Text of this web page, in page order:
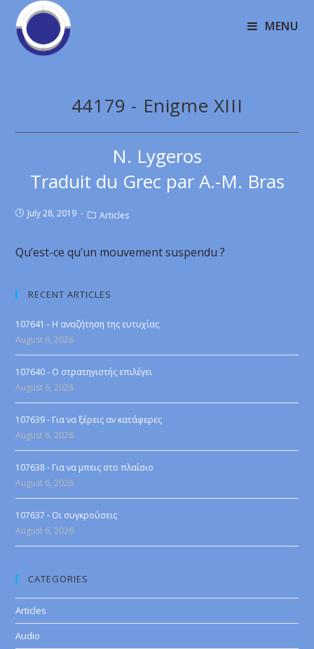
MENU
44179 - Enigme XIII
N. Lygeros
Traduit du Grec par A.-M. Bras
July 28, 2019 Articles
Qu’est-ce qu’un mouvement suspendu ?
RECENT ARTICLES
107641 - Η αναζήτηση της ευτυχίας
August 6, 2026
107640 - Ο στρατηγιστής επιλέγει
August 6, 2026
107639 - Για να ξέρεις αν κατάφερες
August 6, 2026
107638 - Για να μπεις στο πλαίσιο
August 6, 2026
107637 - Οι συγκρούσεις
August 6, 2026
CATEGORIES
Articles
Audio